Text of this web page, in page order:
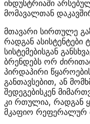
ინდუსტრიაში
მომავალთან
მთავარი სირთულე
რადგან ასისტენტები
სისტემებისგან
ბრენდებს ორ
პირდაპირი
განთავსებით, ან
შედეგებისკენ
კი რთულია, რადგან
მკაფიო რეფერალურ